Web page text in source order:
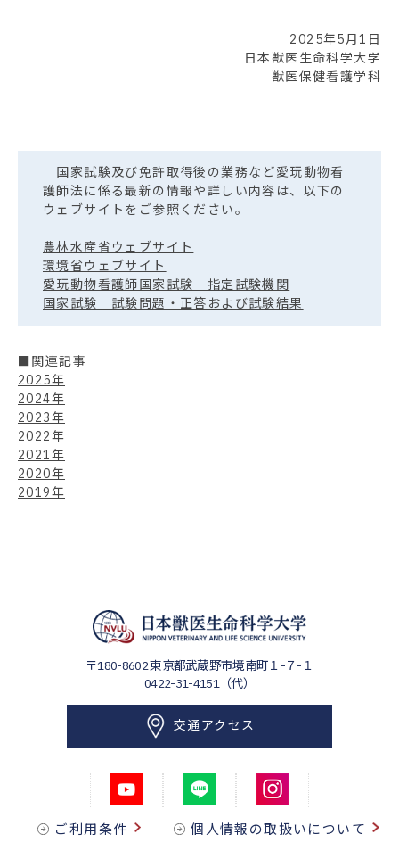
2025年5月1日
日本獣医生命科学大学
獣医保健看護学科
国家試験及び免許取得後の業務など愛玩動物看
護師法に係る最新の情報や詳しい内容は、以下の
ウェブサイトをご参照ください。
農林水産省ウェブサイト
環境省ウェブサイト
愛玩動物看護師国家試験 指定試験機関
国家試験 試験問題・正答および試験結果
■関連記事
2025年
2024年
2023年
2022年
2021年
2020年
2019年
〒180-8602東京都武蔵野市境南町１-７-１
0422-31-4151（代）
交通アクセス
ご利用条件 個人情報の取扱いについて